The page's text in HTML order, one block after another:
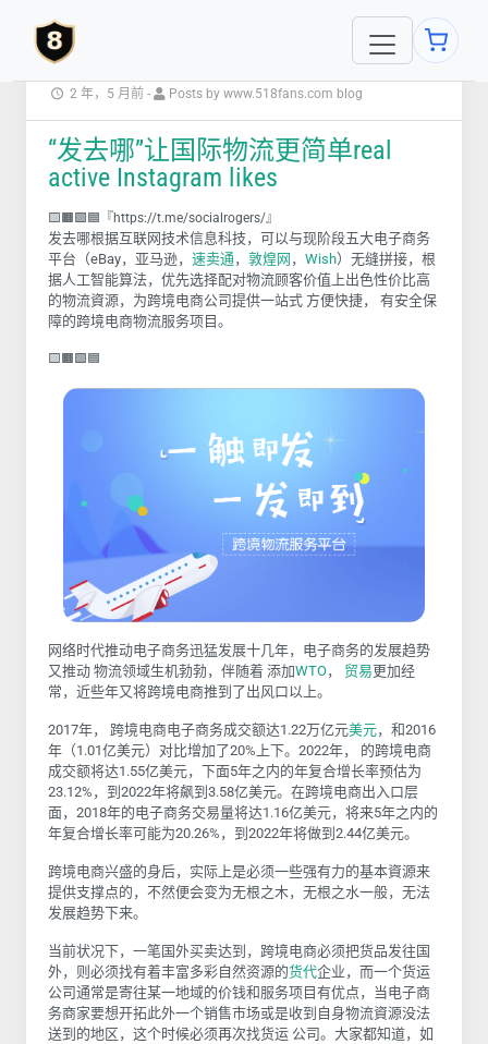
2 年，5 月前 - Posts by www.518fans.com blog
“发去哪”让国际物流更简单real
active Instagram likes
🟨🟧🟩🟦『https://t.me/socialrogers/』
发去哪根据互联网技术信息科技，可以与现阶段五大电子商务
平台（eBay，亚马逊， 速卖通 ， 敦煌网 ， Wish）无缝拼接，根
据人工智能算法，优先选择配对物流顾客价值上出色性价比高
的物流資源，为跨境电商公司提供一站式 方便快捷， 有安全保
障的跨境电商物流服务项目。
🟨🟧🟩🟦
网络时代推动电子商务迅猛发展十几年，电子商务的发展趋势
又推动 物流领域生机勃勃，伴随着 添加WTO， 贸易更加经
常，近些年又将跨境电商推到了出风口以上。
2017年， 跨境电商电子商务成交额达1.22万亿元美元，和2016
年（1.01亿美元）对比增加了20%上下。2022年， 的跨境电商
成交额将达1.55亿美元，下面5年之内的年复合增长率预估为
23.12%，到2022年将飙到3.58亿美元。在跨境电商出入口层
面，2018年的电子商务交易量将达1.16亿美元，将来5年之内的
年复合增长率可能为20.26%，到2022年将做到2.44亿美元。
跨境电商兴盛的身后，实际上是必须一些强有力的基本資源来
提供支撑点的，不然便会变为无根之木，无根之水一般，无法
发展趋势下来。
当前状况下，一笔国外买卖达到，跨境电商必须把货品发往国
外，则必须找有着丰富多彩自然资源的货代企业，而一个货运
公司通常是寄往某一地域的价钱和服务项目有优点，当电子商
务商家要想开拓此外一个销售市场或是收到自身物流資源没法
送到的地区，这个时候必须再次找货运 公司。大家都知道，如